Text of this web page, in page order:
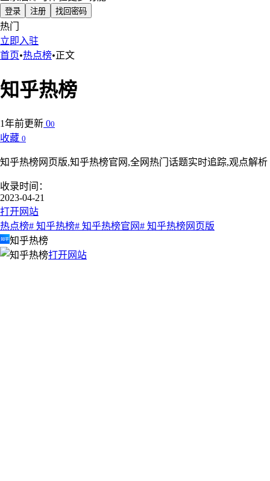
登录 注册 找回密码
热门
立即入驻
首页•热点榜•正文
知乎热榜
1年前更新 00
收藏 0
知乎热榜网页版,知乎热榜官网,全网热门话题实时追踪,观点解析
收录时间：
2023-04-21
打开网站
热点榜# 知乎热榜# 知乎热榜官网# 知乎热榜网页版
知乎热榜
打开网站